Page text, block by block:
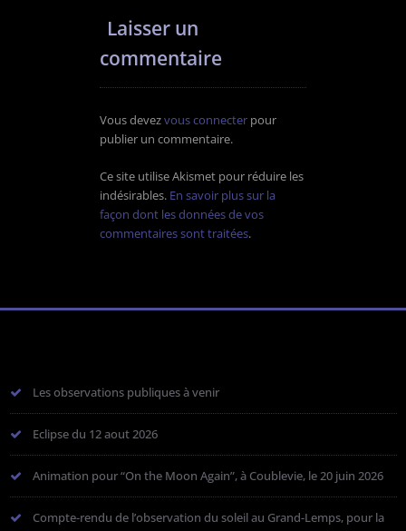
Laisser un
commentaire
Vous devezvous connecter pour
publier un commentaire.
Ce site utilise Akismet pour réduire les
indésirables. En savoir plus sur la
façon dont les données de vos
commentaires sont traitées.
Les observations publiques à venir
Eclipse du 12 aout 2026
Animation pour “On the Moon Again”, à Coublevie, le 20 juin 2026
Compte-rendu de l’observation du soleil au Grand-Lemps, pour la